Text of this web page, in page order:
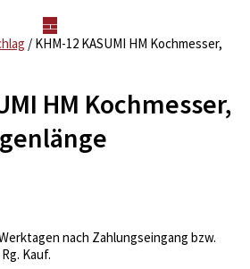
/ KHM-12 KASUMI HM Kochmesser,
HM Kochmesser,
nach Zahlungseingang bzw.
Kauf.